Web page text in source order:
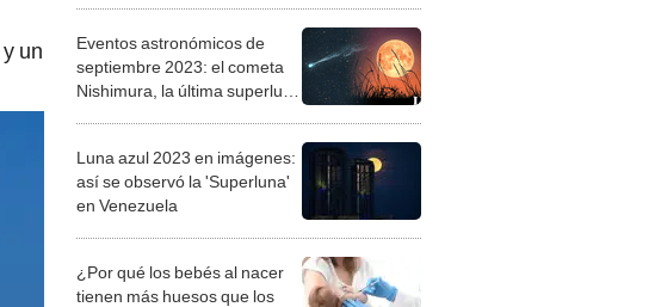
y un
Eventos astronómicos de
septiembre 2023: el cometa
Nishimura, la última superluna
Luna azul 2023 en imágenes:
así se observó la 'Superluna'
en Venezuela
¿Por qué los bebés al nacer
tienen más huesos que los